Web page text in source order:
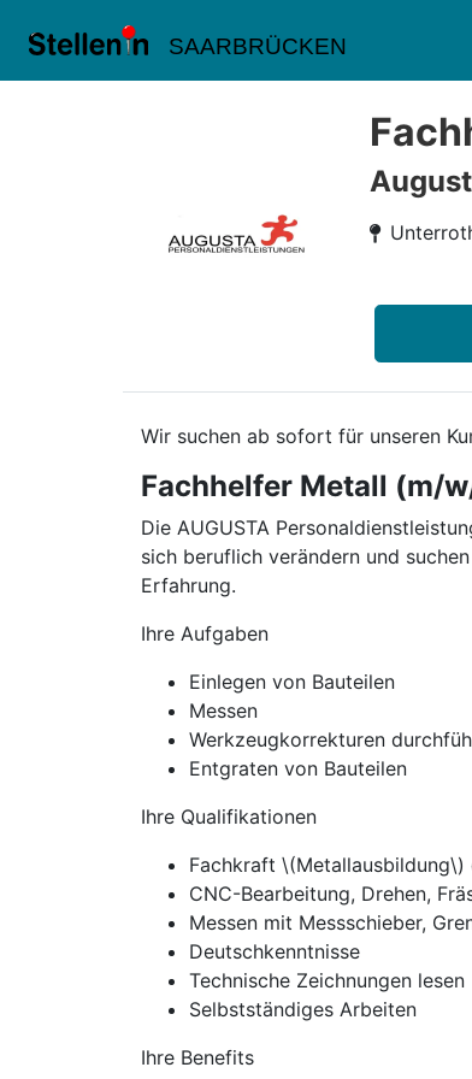
SAARBRÜCKEN
Wir suchen ab sofort für unseren
Fachhelfer Metall (m/
Die AUGUSTA
sich beruflich verändern und
Erfahrung.
Ihre Aufgaben
Einlegen von Bauteilen
Messen
Werkzeugkorrekturen
Entgraten von Bauteilen
Ihre Qualifikationen
Fachkraft
CNC-Bearbeitung, Drehen,
Messen mit Messschieber,
Deutschkenntnisse
Technische Zeichnungen lesen
Selbstständiges Arbeiten
Ihre Benefits